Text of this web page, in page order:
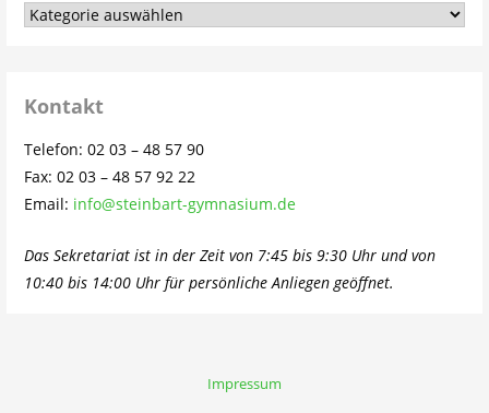
Aus
Kontakt
Telefon: 02 03 – 48 57 90
Fax: 02 03 – 48 57 92 22
Email: info@steinbart-gymnasium.de
Das Sekretariat ist in der Zeit von 7:45 bis 9:30 Uhr und von
10:40 bis 14:00 Uhr für persönliche Anliegen geöffnet.
Impressum